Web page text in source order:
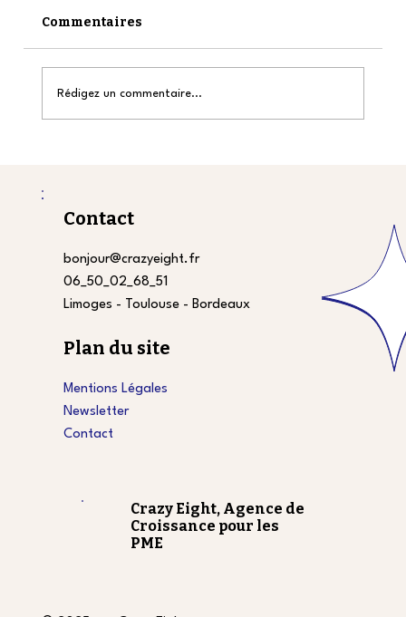
Commentaires
Rédigez un commentaire...
Contact
bonjour@crazyeight.fr
06_50_02_68_51
Limoges - Toulouse - Bordeaux
Plan du site
Mentions Légales
Newsletter
Contact
Crazy Eight, Agence de
Croissance pour les
PME